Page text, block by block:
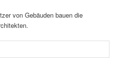
von Gebäuden bauen die